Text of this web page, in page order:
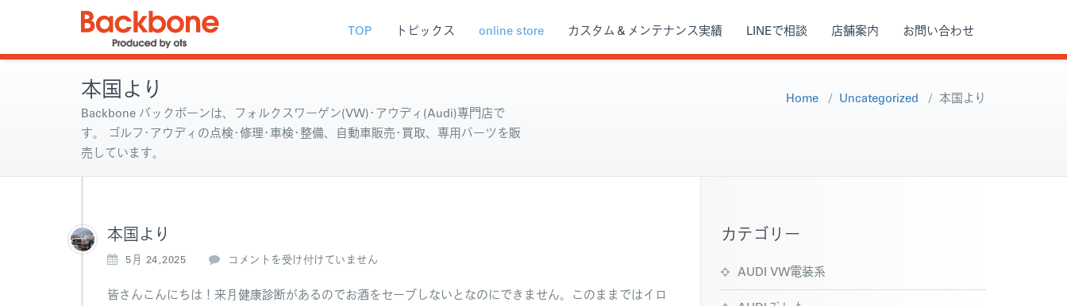
TOP トピックス online store カスタム＆メンテナンス実績 LINEで相談 店舗案内 お問い合わせ
本国より
Backbone バックボーンは、フォルクスワーゲン(VW)･アウディ(Audi)専門店で
す。 ゴルフ･アウディの点検･修理･車検･整備、自動車販売･買取、専用パーツを販
売しています。
Home / Uncategorized / 本国より
本国より
5月 24,2025
本
よ
コメントを受け付けていません
皆さんこんにちは！来月健康診断があるのでお酒をセーブしないとなのにできません。このままではイロ
カテゴリー
AUDI VW電装系